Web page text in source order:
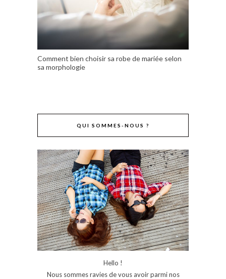
Comment bien choisir sa robe de mariée selon
sa morphologie
QUI SOMMES-NOUS ?
Hello !
Nous sommes ravies de vous avoir parmi nos